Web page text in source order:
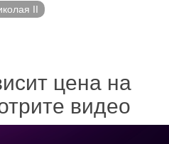
II
цена на
видео